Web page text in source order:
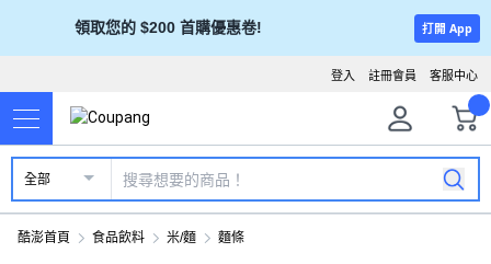
領取您的 $200 首購優惠卷! 打開 App
客服中心
註冊會員
登入
全部
酷澎首頁 食品飲料 米/麵 麵條